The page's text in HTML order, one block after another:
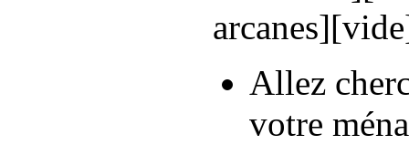
Allez
votre